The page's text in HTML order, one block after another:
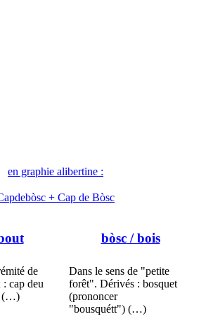
en graphie alibertine :
+ Cap de Bòsc
de
cap deu
(…)
bòsc/ bois
Dans le sens de "petite
forêt". Dérivés : bosquet
(prononcer
"bousquétt") (…)